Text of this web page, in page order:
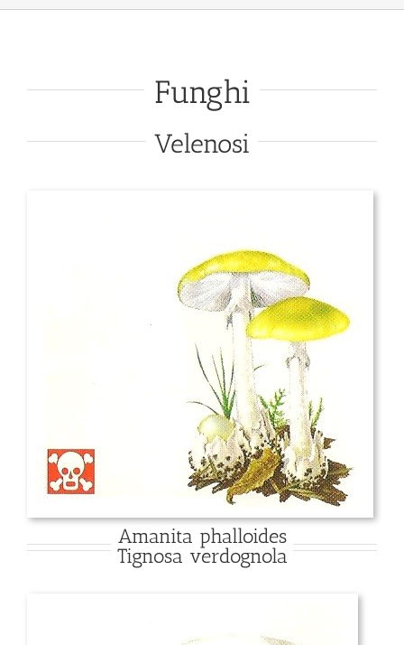
Funghi
Velenosi
Amanita phalloides
Tignosa verdognola